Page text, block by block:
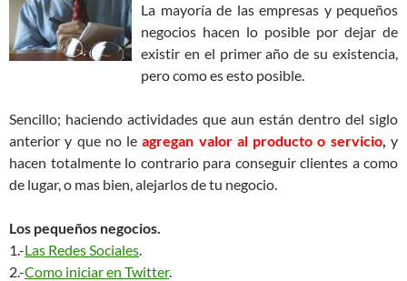
La mayoría de las empresas y pequeños
negocios hacen lo posible por dejar de
existir en el primer año de su existencia,
pero como es esto posible.
Sencillo; haciendo actividades que aun están dentro del siglo
anterior y que no le agregan valor al producto o servicio,y
hacen totalmente lo contrario para conseguir clientes a como
de lugar, o mas bien, alejarlos de tu negocio.
Los pequeños negocios.
1.-Las Redes Sociales.
2.-Como iniciar en Twitter.